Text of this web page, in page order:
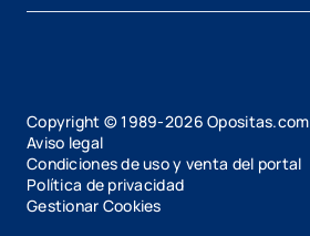
Copyright © 1989-2026 Opositas.com
Aviso legal
Condiciones de uso y venta del portal
Política de privacidad
Gestionar Cookies